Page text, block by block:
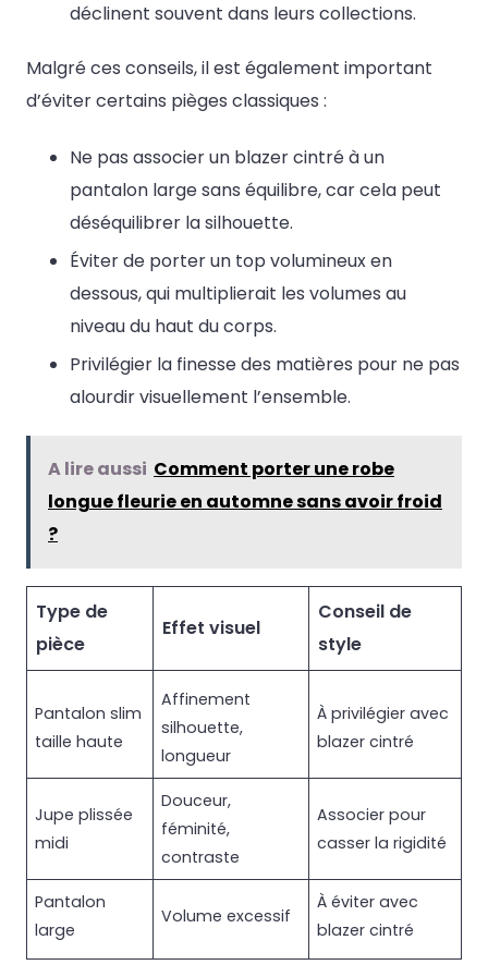
déclinent souvent dans leurs collections.
Malgré ces conseils, il est également important
d’éviter certains pièges classiques :
Ne pas associer un blazer cintré à un
pantalon large sans équilibre, car cela peut
déséquilibrer la silhouette.
Éviter de porter un top volumineux en
dessous, qui multiplierait les volumes au
niveau du haut du corps.
Privilégier la finesse des matières pour ne pas
alourdir visuellement l’ensemble.
A lire aussi Comment porter une robe
longue fleurie en automne sans avoir froid
?
Type de
pièce
Effet visuel
Conseil de
style
Pantalon slim
taille haute
Affinement
silhouette,
longueur
À privilégier avec
blazer cintré
Jupe plissée
midi
Douceur,
féminité,
contraste
Associer pour
casser la rigidité
Pantalon
large
Volume excessif
À éviter avec
blazer cintré